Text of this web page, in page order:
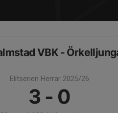
VBK -
Elitserien Herrar 2025/26
3 - 0